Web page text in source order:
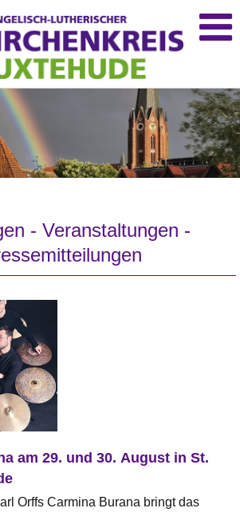
- Veranstaltungen -
am 29. und 30. August in St.
Orffs Carmina Burana bringt das